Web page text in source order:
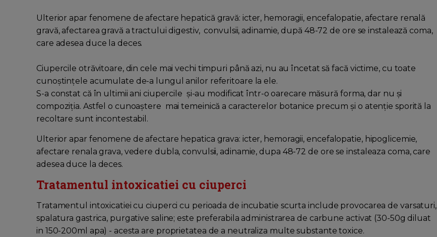
Ulterior apar fenomene de afectare hepatică gravă: icter, hemoragii, encefalopatie, afectare renală
gravă, afectarea gravă a tractului digestiv, convulsii, adinamie, după 48-72 de ore se instalează coma,
care adesea duce la deces.
Ciupercile otrăvitoare, din cele mai vechi timpuri până azi, nu au încetat să facă victime, cu toate
cunoştinţele acumulate de-a lungul anilor referitoare la ele.
S-a constat că în ultimii ani ciupercile şi-au modificat într-o oarecare măsură forma, dar nu şi
compoziţia. Astfel o cunoaştere mai temeinică a caracterelor botanice precum şi o atenţie sporită la
recoltare sunt incontestabil.
Ulterior apar fenomene de afectare hepatica grava: icter, hemoragii, encefalopatie, hipoglicemie,
afectare renala grava, vedere dubla, convulsii, adinamie, dupa 48-72 de ore se instaleaza coma, care
adesea duce la deces.
Tratamentul intoxicatiei cu ciuperci
Tratamentul intoxicatiei cu ciuperci cu perioada de incubatie scurta include provocarea de varsaturi,
spalatura gastrica, purgative saline; este preferabila administrarea de carbune activat (30-50g diluat
in 150-200ml apa) - acesta are proprietatea de a neutraliza multe substante toxice.